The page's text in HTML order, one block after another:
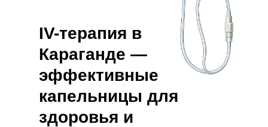
IV-терапия в
Караганде —
эффективные
капельницы для
здоровья и